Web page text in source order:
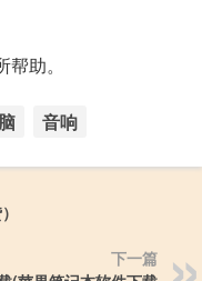
助。
音响
下一篇